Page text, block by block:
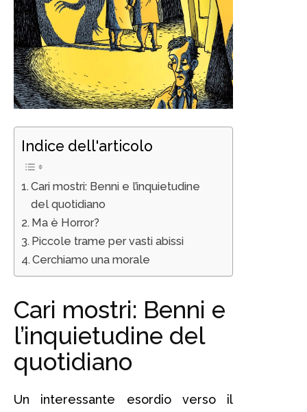
Indice dell'articolo
Cari mostri: Benni e l’inquietudine
del quotidiano
Ma è Horror?
Piccole trame per vasti abissi
Cerchiamo una morale
Cari mostri: Benni e
l’inquietudine del
quotidiano
Un interessante esordio verso il